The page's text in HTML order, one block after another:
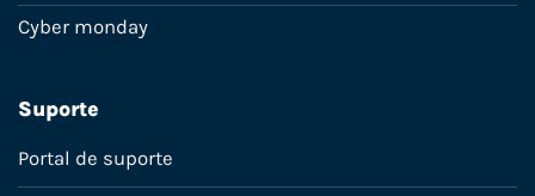
Cyber monday
Suporte
Portal de suporte